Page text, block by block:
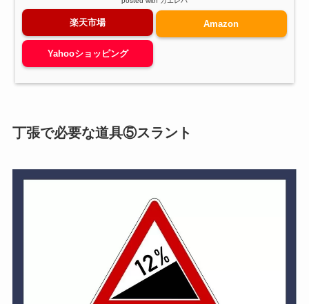
楽天市場 Amazon
Yahooショッピング
丁張で必要な道具⑤スラント